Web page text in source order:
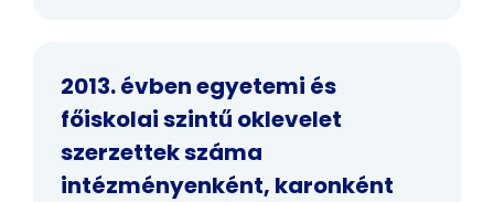
2013. évben egyetemi és
főiskolai szintű oklevelet
szerzettek száma
intézményenként, karonként